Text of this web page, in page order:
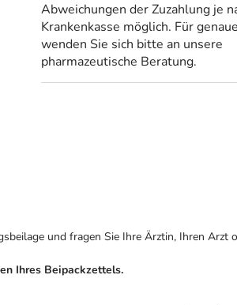
Abweichungen der Zuzahlung je
Krankenkasse möglich. Für
wenden Sie sich bitte an unsere
pharmazeutische Beratung.
und fragen Sie Ihre Ärztin, Ihren Arzt
Ihres Beipackzettels.